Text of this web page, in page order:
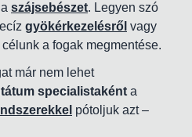
szájsebészet. Legyen szó
gyökérkezelésről vagy
célunk a fogak megmentése.
már nem lehet
specialistaként a
pótoljuk azt –